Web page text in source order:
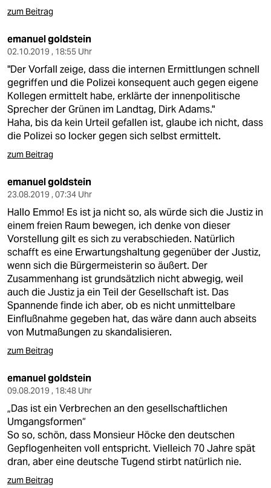
zum Beitrag
emanuel goldstein
02.10.2019 , 18:55 Uhr
"Der Vorfall zeige, dass die internen Ermittlungen schnell
gegriffen und die Polizei konsequent auch gegen eigene
Kollegen ermittelt habe, erklärte der innenpolitische
Sprecher der Grünen im Landtag, Dirk Adams."
Haha, bis da kein Urteil gefallen ist, glaube ich nicht, dass
die Polizei so locker gegen sich selbst ermittelt.
zum Beitrag
emanuel goldstein
23.08.2019 , 07:34 Uhr
Hallo Emmo! Es ist ja nicht so, als würde sich die Justiz in
einem freien Raum bewegen, ich denke von dieser
Vorstellung gilt es sich zu verabschieden. Natürlich
schafft es eine Erwartungshaltung gegenüber der Justiz,
wenn sich die Bürgermeisterin so äußert. Der
Zusammenhang ist grundsätzlich nicht abwegig, weil
auch die Justiz ja ein Teil der Gesellschaft ist. Das
Spannende finde ich aber, ob es nicht unmittelbare
Einflußnahme gegeben hat, das wäre dann auch abseits
von Mutmaßungen zu skandalisieren.
zum Beitrag
emanuel goldstein
09.08.2019 , 18:48 Uhr
„Das ist ein Verbrechen an den gesellschaftlichen
Umgangsformen“
So so, schön, dass Monsieur Höcke den deutschen
Gepflogenheiten voll entspricht. Vielleich 70 Jahre spät
dran, aber eine deutsche Tugend stirbt natürlich nie.
zum Beitrag